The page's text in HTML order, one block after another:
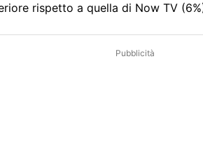
rispetto a quella di Now TV
Pubblicità